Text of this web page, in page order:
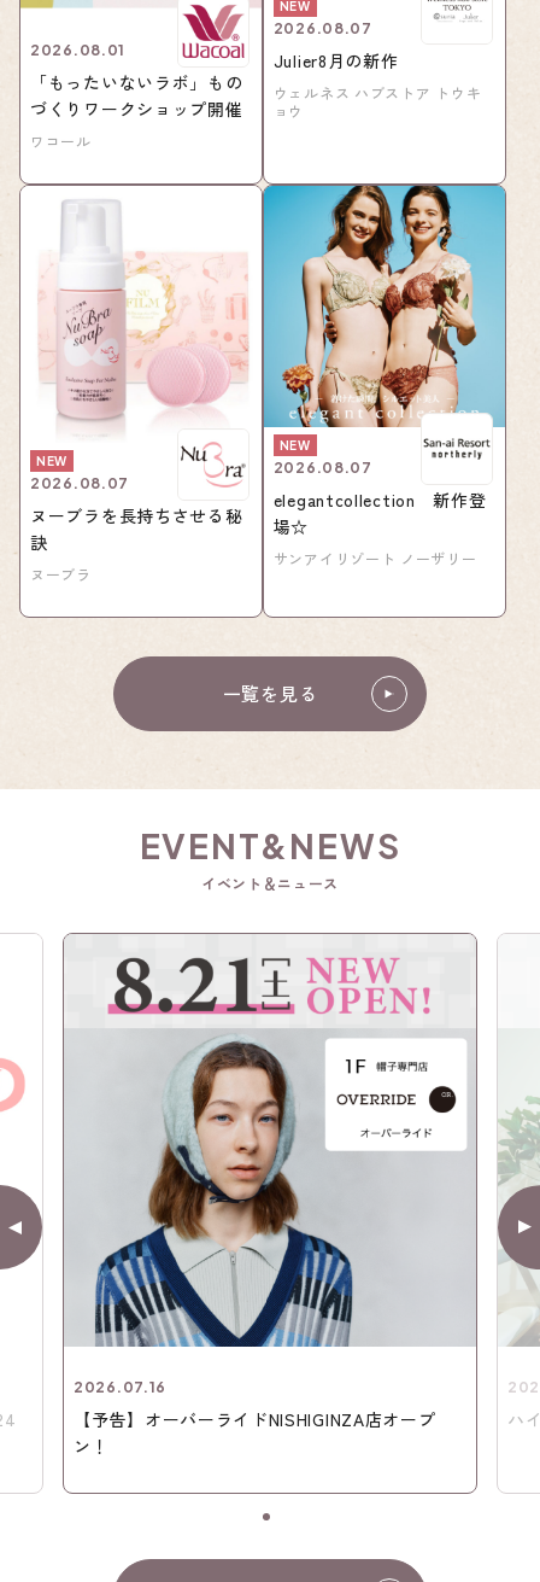
2026.08.01
「もったいないラボ」もの
づくりワークショップ開催
ワコール
NEW
2026.08.07
Julier8月の新作
ウェルネス ハブストア トウキ
ョウ
NEW
2026.08.07
ヌーブラを長持ちさせる秘
訣
ヌーブラ
NEW
2026.08.07
elegantcollection 新作登
場☆
サンアイリゾート ノーザリー
一覧を見る
EVENT&NEWS
イベント＆ニュース
2026.07.16
【予告】オーバーライドNISHIGINZA店オープ
ン！
ハ